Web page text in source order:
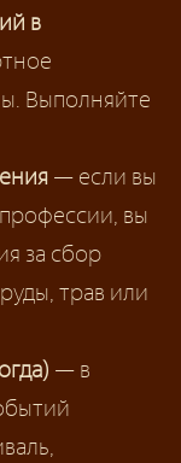
в
Выполняйте
— если вы
вы
за сбор
трав или
— в